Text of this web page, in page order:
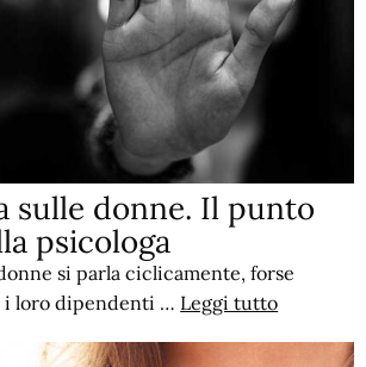
sulle donne. Il punto
psicologa
si parla ciclicamente, forse
i loro dipendenti … Leggi tutto